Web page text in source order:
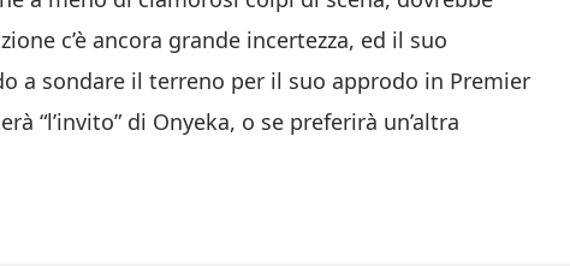
c’è ancora grande incertezza, ed il suo
a sondare il terreno per il suo approdo in Premier
“l’invito” di Onyeka, o se preferirà un’altra